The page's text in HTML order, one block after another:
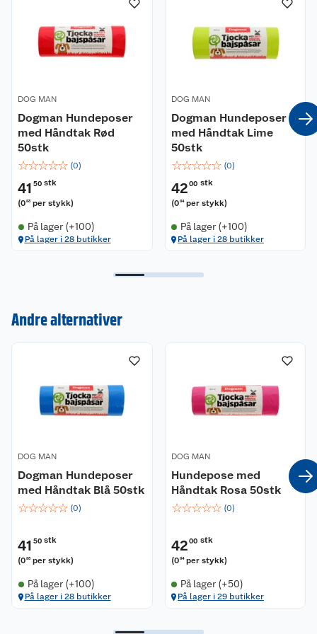
DOG MAN
Dogman Hundeposer
med Håndtak Rød
50stk
☆☆☆☆☆ (0)
41 50 stk
(083 per stykk)
På lager (+100)
På lager i 28 butikker
DOG MAN
Dogman Hundeposer
med Håndtak Lime
50stk
☆☆☆☆☆ (0)
42 00 stk
(0 84 per stykk)
På lager (+100)
På lager i 28 butikker
Andre alternativer
DOG MAN
Dogman Hundeposer
med Håndtak Blå 50stk
☆☆☆☆☆ (0)
41 50 stk
(083 per stykk)
På lager (+100)
På lager i 28 butikker
DOG MAN
Hundepose med
Håndtak Rosa 50stk
☆☆☆☆☆ (0)
42 00 stk
(0 84 per stykk)
På lager (+50)
På lager i 29 butikker
Våre butikker
Coop kjeder
Ledige stillinger
Bærekraft
Samvirkelag
Reklamasjon og garanti
Betalingsalternativer
Leveringsalternativer
Pakkesporing
Kjøpsvilkår
Åpent kjøp
Coop medlem
Klikk og hent
Festdrakter til hele familien
Hagemøbler og utemøbler